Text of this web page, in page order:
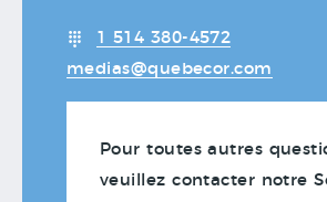
1 514 380-4572
medias@quebecor.com
Pour toutes autres
veuillez contacter notre